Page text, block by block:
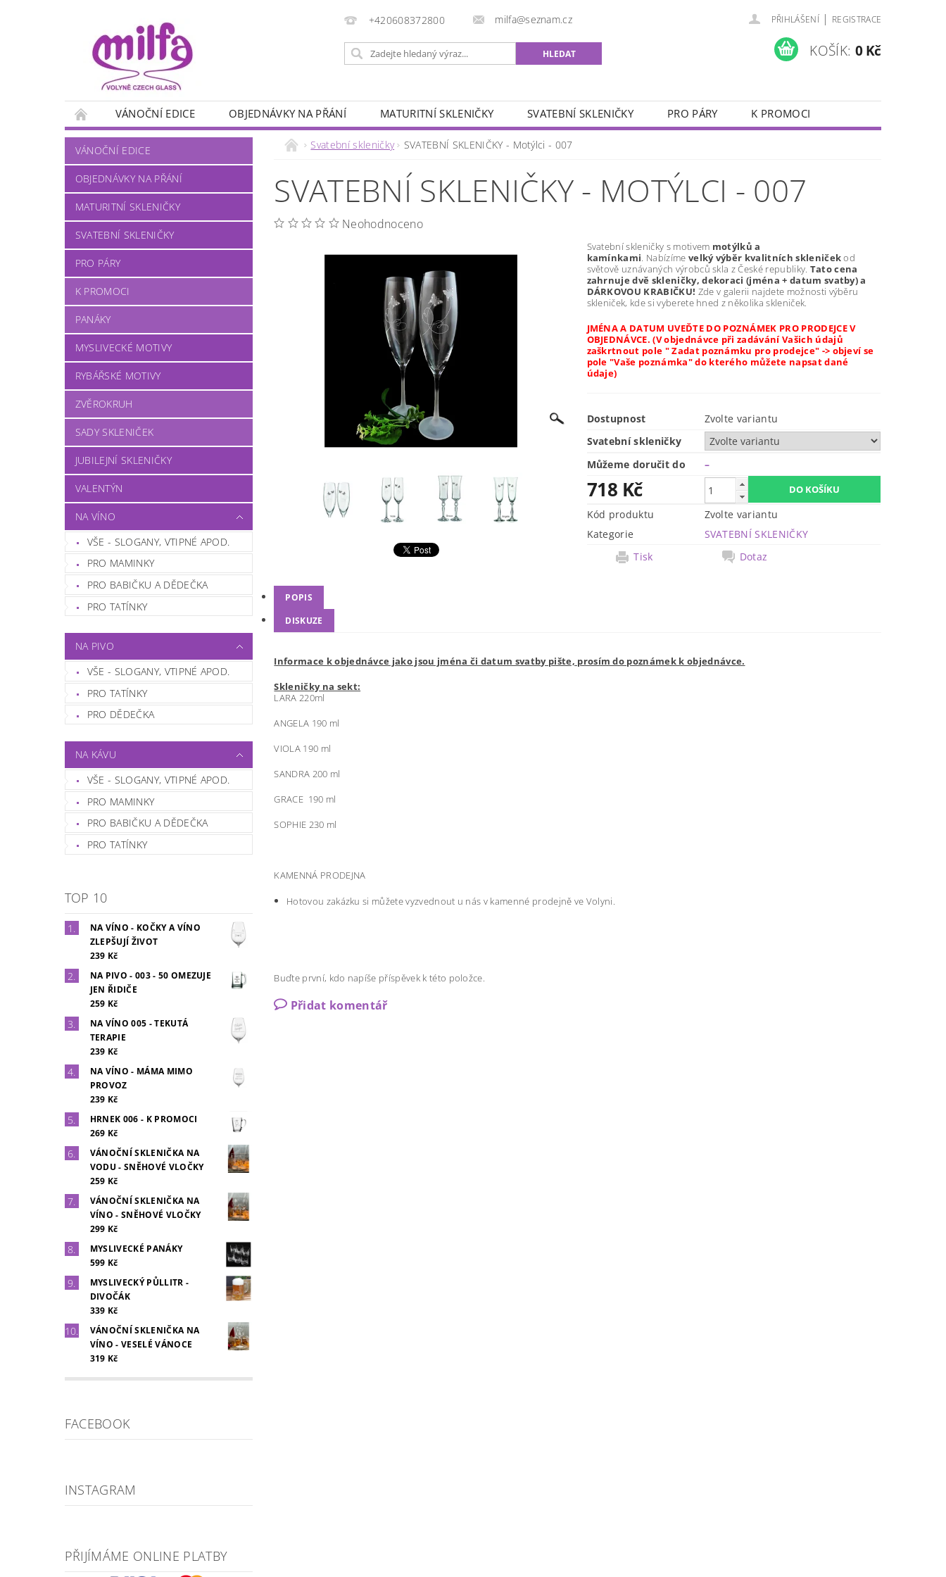
+420608372800 milfa@seznam.cz PŘIHLÁŠENÍ | REGISTRACE
KOŠÍK: 0 Kč
VÁNOČNÍ EDICE OBJEDNÁVKY NA PŘÁNÍ MATURITNÍ SKLENIČKY SVATEBNÍ SKLENIČKY PRO PÁRY
K PROMOCI
PANÁKY
MYSLIVECKÉ MOTIVY RYBÁŘSKÉ MOTIVY ZVĚROKRUH SADY SKLENIČEK
NA VÍNO
NA PIVO NA KÁVU
VÁNOČNÍ EDICE
OBJEDNÁVKY NA PŘÁNÍ
MATURITNÍ SKLENIČKY
SVATEBNÍ SKLENIČKY
PRO PÁRY
K PROMOCI
PANÁKY
MYSLIVECKÉ MOTIVY
RYBÁŘSKÉ MOTIVY
ZVĚROKRUH
SADY SKLENIČEK
JUBILEJNÍ SKLENIČKY
VALENTÝN
NA VÍNO
VŠE - SLOGANY, VTIPNÉ APOD.
PRO MAMINKY
PRO BABIČKU A DĚDEČKA
PRO TATÍNKY
NA PIVO
VŠE - SLOGANY, VTIPNÉ APOD.
PRO TATÍNKY
PRO DĚDEČKA
NA KÁVU
VŠE - SLOGANY, VTIPNÉ APOD.
PRO MAMINKY
PRO BABIČKU A DĚDEČKA
PRO TATÍNKY
TOP 10
NA VÍNO - KOČKY A VÍNO
ZLEPŠUJÍ ŽIVOT
239 Kč
NA PIVO - 003 - 50 OMEZUJE
JEN ŘIDIČE
259 Kč
NA VÍNO 005 - TEKUTÁ
TERAPIE
239 Kč
NA VÍNO - MÁMA MIMO
PROVOZ
239 Kč
HRNEK 006 - K PROMOCI
269 Kč
VÁNOČNÍ SKLENIČKA NA
VODU - SNĚHOVÉ VLOČKY
259 Kč
VÁNOČNÍ SKLENIČKA NA
VÍNO - SNĚHOVÉ VLOČKY
299 Kč
MYSLIVECKÉ PANÁKY
599 Kč
MYSLIVECKÝ PŮLLITR -
DIVOČÁK
339 Kč
VÁNOČNÍ SKLENIČKA NA
VÍNO - VESELÉ VÁNOCE
319 Kč
FACEBOOK
INSTAGRAM
PŘIJÍMÁME ONLINE PLATBY
Svatební skleničky SVATEBNÍ SKLENIČKY - Motýlci - 007
SVATEBNÍ SKLENIČKY - MOTÝLCI - 007
Neohodnoceno
Svatební skleničky s motivem motýlků a
kamínkami. Nabízíme velký výběr kvalitních skleničekod
světově uznávaných výrobců skla z České republiky. Tato cena
zahrnuje dvě skleničky, dekoraci (jména + datum svatby) a
DÁRKOVOU KRABIČKU! Zde v galerii najdete možnosti výběru
skleniček, kde si vyberete hned z několika skleniček.
JMÉNA A DATUM UVEĎTE DO POZNÁMEK PRO PRODEJCE V
OBJEDNÁVCE. (V objednávce při zadávání Vašich údajů
zaškrtnout pole " Zadat poznámku pro prodejce" -> objeví se
pole "Vaše poznámka" do kterého můžete napsat dané
údaje)
Dostupnost
Zvolte variantu
Svatební skleničky
Můžeme doručit do
–
718 Kč
Kód produktu
Zvolte variantu
Kategorie
SVATEBNÍ SKLENIČKY
Tisk
Dotaz
POPIS
DISKUZE
Informace k objednávce jako jsou jména či datum svatby pište, prosím do poznámek k objednávce.
Skleničky na sekt:
LARA 220ml
ANGELA 190 ml
VIOLA 190 ml
SANDRA 200 ml
GRACE 190 ml
SOPHIE 230 ml
KAMENNÁ PRODEJNA
Hotovou zakázku si můžete vyzvednout u nás v kamenné prodejně ve Volyni.
Buďte první, kdo napíše příspěvek k této položce.
Přidat komentář